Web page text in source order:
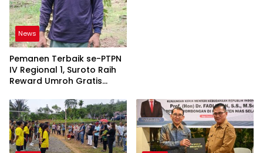
News
Pemanen Terbaik se-PTPN
IV Regional 1, Suroto Raih
Reward Umroh Gratis